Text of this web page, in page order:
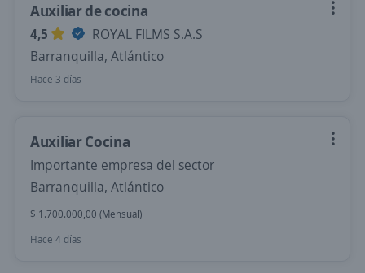
Auxiliar de cocina
4,5
ROYAL FILMS S.A.S
Barranquilla, Atlántico
Hace 3 días
Auxiliar Cocina
Importante empresa del sector
Barranquilla, Atlántico
$ 1.700.000,00 (Mensual)
Hace 4 días